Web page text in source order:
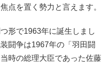
点を置く勢力と言えます。
形で1963年に誕生しまし
闘争は1967年の「羽田闘
時の総理大臣であった佐藤